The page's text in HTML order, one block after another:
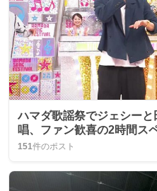
ハマダ歌謡祭でジェシー
唱、ファン歓喜の2時間ス
151件のポスト